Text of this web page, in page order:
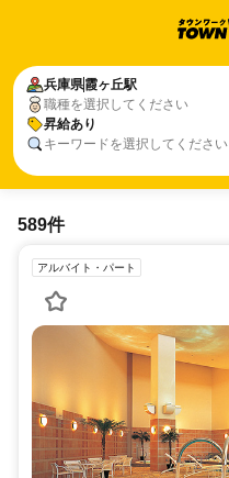
兵庫県霞ヶ丘駅
職種を選択してください
昇給あり
キーワードを選択してください
589件
アルバイト・パート